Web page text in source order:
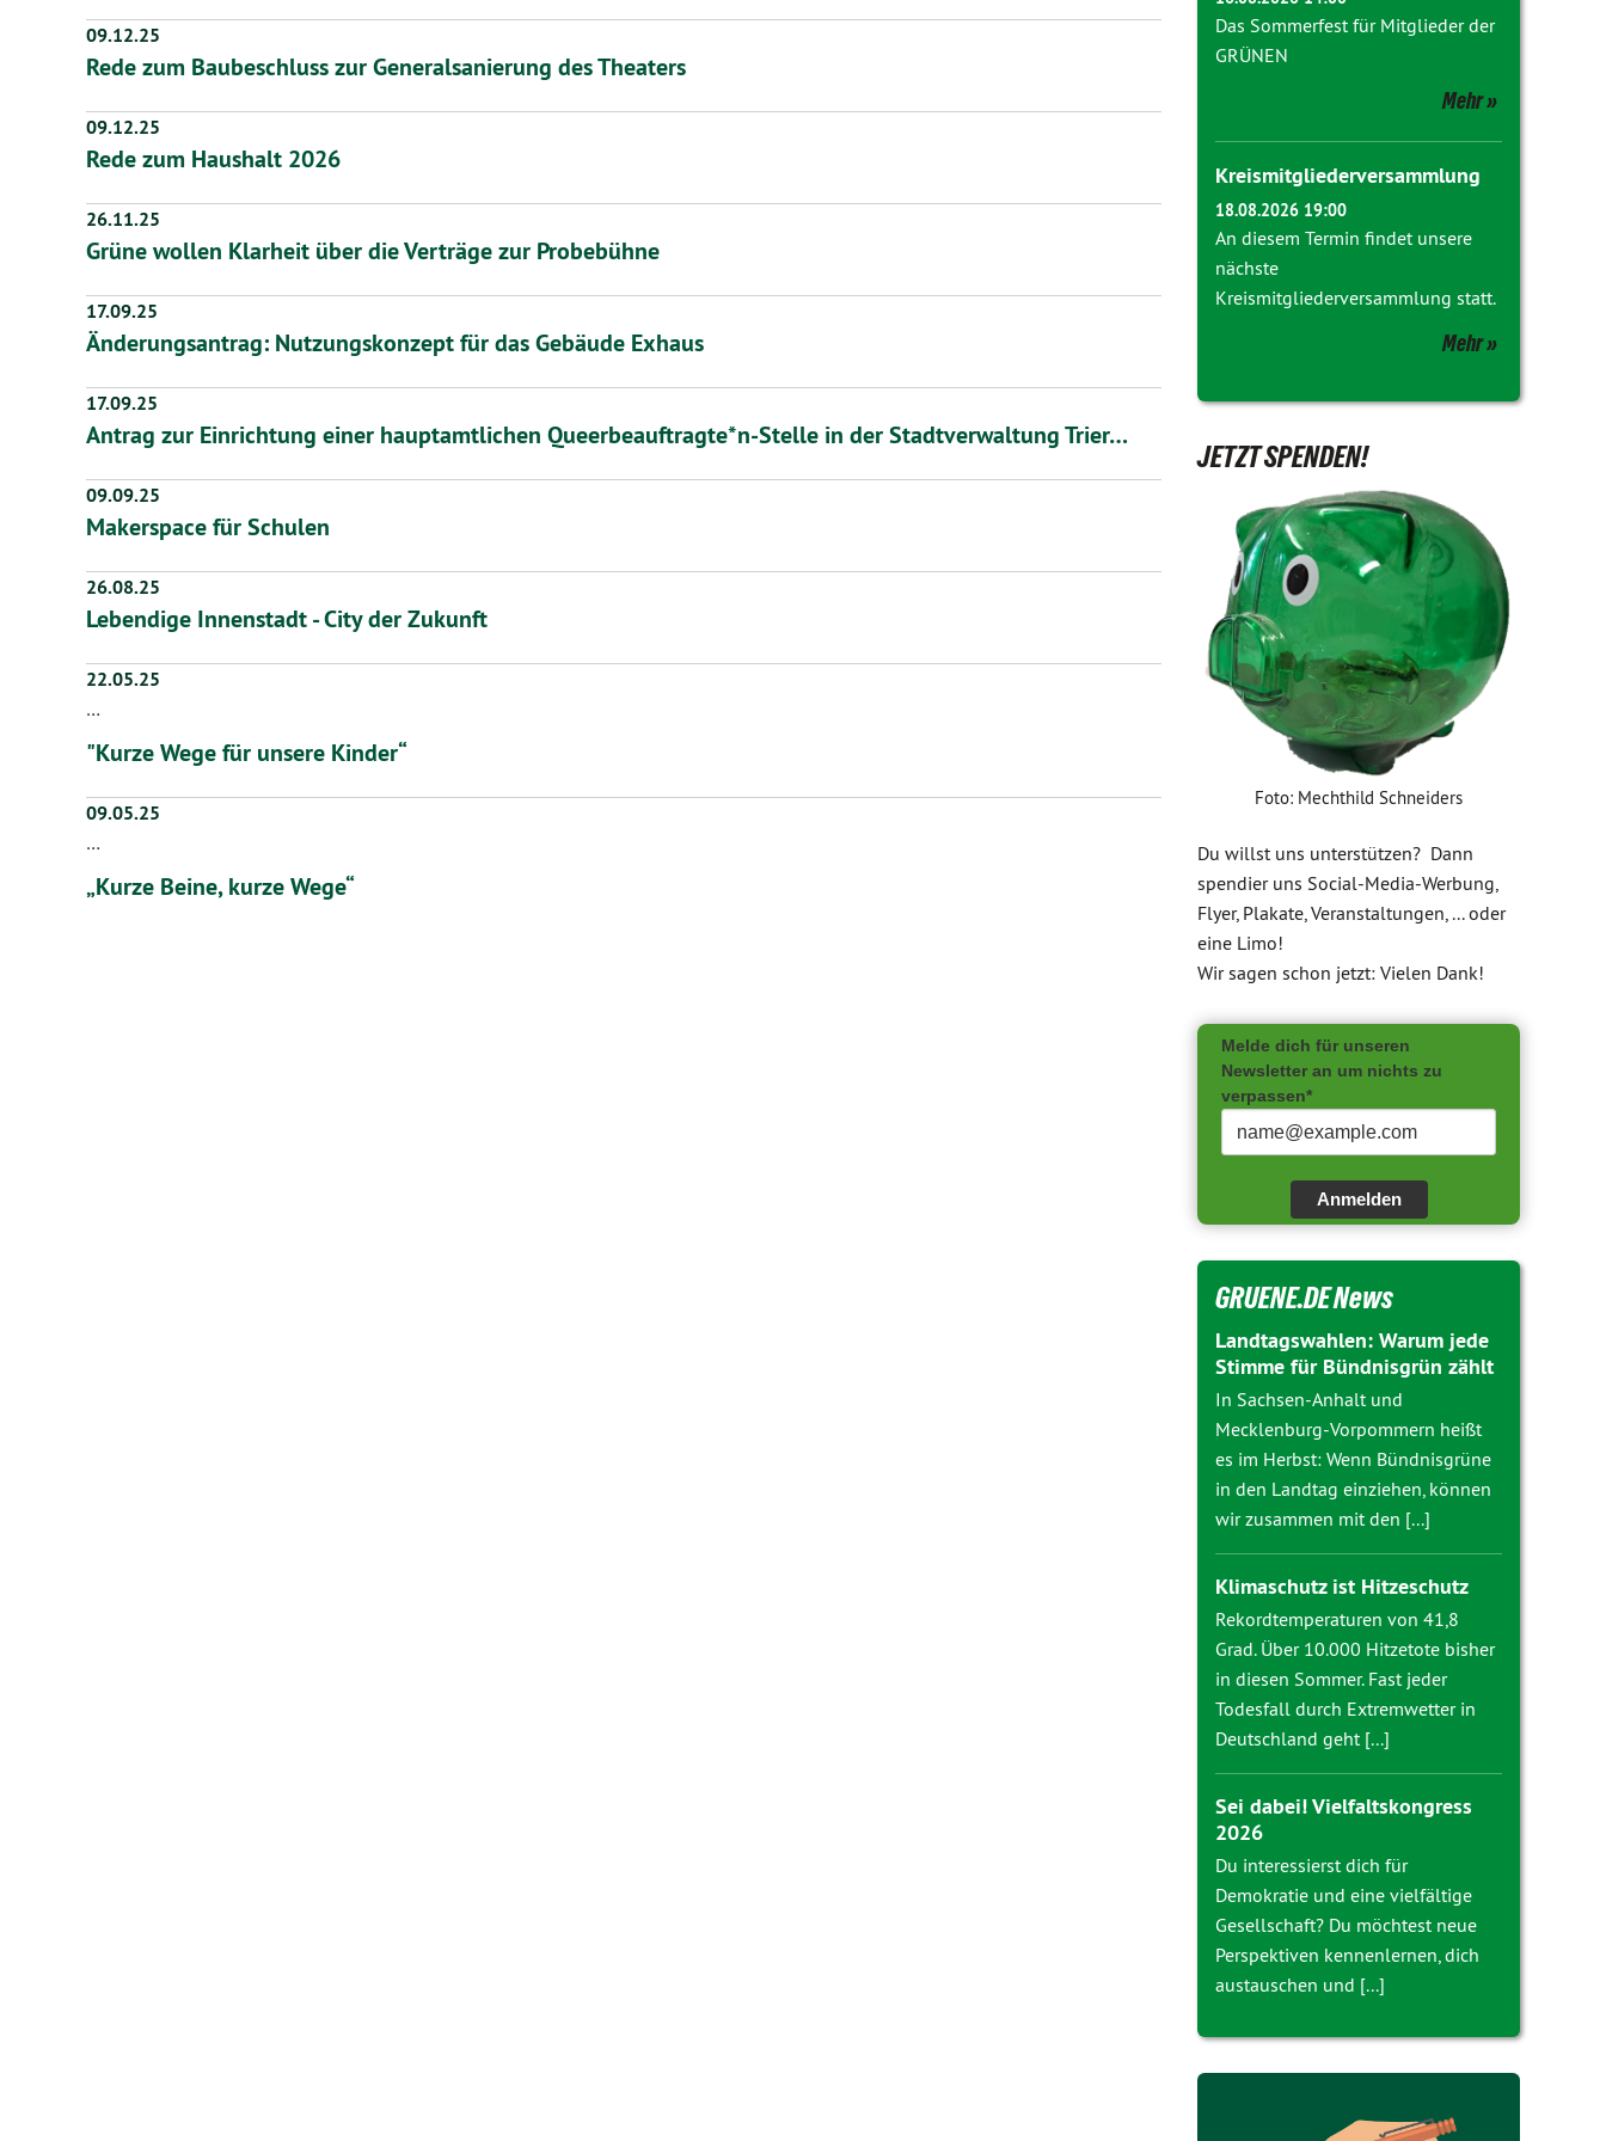
09.12.25
Rede zum Baubeschluss zur Generalsanierung des Theaters
09.12.25
Rede zum Haushalt 2026
26.11.25
Grüne wollen Klarheit über die Verträge zur Probebühne
17.09.25
Änderungsantrag: Nutzungskonzept für das Gebäude Exhaus
17.09.25
Antrag zur Einrichtung einer hauptamtlichen Queerbeauftragte*n-Stelle in der Stadtverwaltung Trier…
09.09.25
Makerspace für Schulen
26.08.25
Lebendige Innenstadt - City der Zukunft
22.05.25
…
"Kurze Wege für unsere Kinder“
09.05.25
…
„Kurze Beine, kurze Wege“
Das Sommerfest für Mitglieder der
GRÜNEN
Mehr
Kreismitgliederversammlung
18.08.2026 19:00
An diesem Termin findet unsere
nächste
Kreismitgliederversammlung statt.
Mehr
JETZT SPENDEN!
Foto: Mechthild Schneiders
Du willst uns unterstützen? Dann
spendier uns Social-Media-Werbung,
Flyer, Plakate, Veranstaltungen, ... oder
eine Limo!
Wir sagen schon jetzt: Vielen Dank!
Melde dich für unseren
Newsletter an um nichts zu
verpassen*
Anmelden
GRUENE.DE News
Landtagswahlen: Warum jede
Stimme für Bündnisgrün zählt
In Sachsen-Anhalt und
Mecklenburg-Vorpommern heißt
es im Herbst: Wenn Bündnisgrüne
in den Landtag einziehen, können
wir zusammen mit den [...]
Klimaschutz ist Hitzeschutz
Rekordtemperaturen von 41,8
Grad. Über 10.000 Hitzetote bisher
in diesen Sommer. Fast jeder
Todesfall durch Extremwetter in
Deutschland geht [...]
Sei dabei! Vielfaltskongress
2026
Du interessierst dich für
Demokratie und eine vielfältige
Gesellschaft? Du möchtest neue
Perspektiven kennenlernen, dich
austauschen und [...]